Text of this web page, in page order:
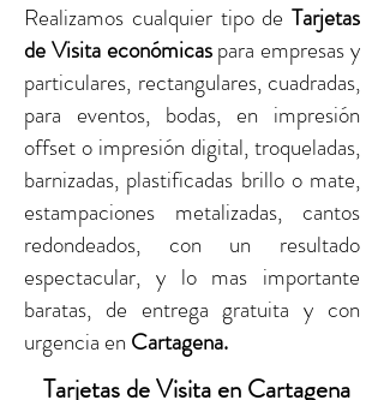
Realizamos cualquier tipo de Tarjetas
de Visita económicaspara empresas y
particulares, rectangulares, cuadradas,
para eventos, bodas, en impresión
offset o impresión digital,troqueladas,
barnizadas, plastificadas brillo o mate,
estampaciones metalizadas, cantos
redondeados, con un resultado
espectacular, y lo mas importante
baratas, de entrega gratuita y con
urgencia en Cartagena.
Tarjetas de Visita en Cartagena